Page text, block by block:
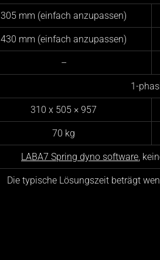
305 mm (einfach anzupassen)
430 mm (einfach anzupassen)
–
1-
310 x 505 × 957
70 kg
LABA7 Spring dyno software,
Die typische Lösungszeit beträgt